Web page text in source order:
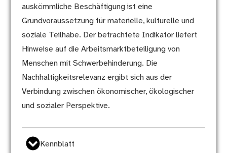
auskömmliche Beschäftigung ist eine
Grundvoraussetzung für materielle, kulturelle und
soziale Teilhabe. Der betrachtete Indikator liefert
Hinweise auf die Arbeitsmarktbeteiligung von
Menschen mit Schwerbehinderung. Die
Nachhaltigkeitsrelevanz ergibt sich aus der
Verbindung zwischen ökonomischer, ökologischer
und sozialer Perspektive.
Kennblatt